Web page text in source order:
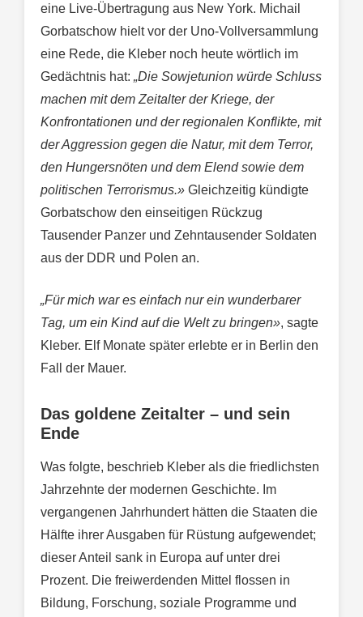
eine Live-Übertragung aus New York. Michail
Gorbatschow hielt vor der Uno-Vollversammlung
eine Rede, die Kleber noch heute wörtlich im
Gedächtnis hat: „Die Sowjetunion würde Schluss
machen mit dem Zeitalter der Kriege, der
Konfrontationen und der regionalen Konflikte, mit
der Aggression gegen die Natur, mit dem Terror,
den Hungersnöten und dem Elend sowie dem
politischen Terrorismus.» Gleichzeitig kündigte
Gorbatschow den einseitigen Rückzug
Tausender Panzer und Zehntausender Soldaten
aus der DDR und Polen an.
„Für mich war es einfach nur ein wunderbarer
Tag, um ein Kind auf die Welt zu bringen», sagte
Kleber. Elf Monate später erlebte er in Berlin den
Fall der Mauer.
Das goldene Zeitalter – und sein
Ende
Was folgte, beschrieb Kleber als die friedlichsten
Jahrzehnte der modernen Geschichte. Im
vergangenen Jahrhundert hätten die Staaten die
Hälfte ihrer Ausgaben für Rüstung aufgewendet;
dieser Anteil sank in Europa auf unter drei
Prozent. Die freiwerdenden Mittel flossen in
Bildung, Forschung, soziale Programme und